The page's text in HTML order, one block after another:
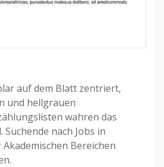
auf dem Blatt zentriert,
und hellgrauen
wahren das
nach Jobs in
Bereichen